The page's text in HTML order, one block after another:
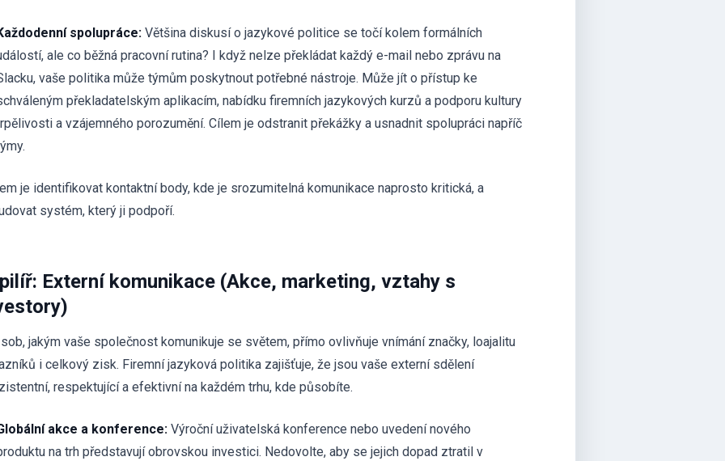
spolupráce: Většina diskusí o jazykové politice se točí kolem formálních
ale co běžná pracovní rutina? I když nelze překládat každý e-mail nebo zprávu na
vaše politika může týmům poskytnout potřebné nástroje. Může jít o přístup ke
překladatelským aplikacím, nabídku firemních jazykových kurzů a podporu kultury
a vzájemného porozumění. Cílem je odstranit překážky a usnadnit spolupráci napříč
je identifikovat kontaktní body, kde je srozumitelná komunikace naprosto kritická, a
systém, který ji podpoří.
Externí komunikace (Akce, marketing, vztahy s
jakým vaše společnost komunikuje se světem, přímo ovlivňuje vnímání značky, loajalitu
i celkový zisk. Firemní jazyková politika zajišťuje, že jsou vaše externí sdělení
respektující a efektivní na každém trhu, kde působíte.
akce a konference: Výroční uživatelská konference nebo uvedení nového
na trh představují obrovskou investici. Nedovolte, aby se jejich dopad ztratil v